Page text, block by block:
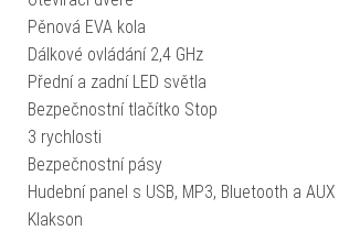
Pěnová EVA kola
Dálkové ovládání 2,4 GHz
Přední a zadní LED světla
Bezpečnostní tlačítko Stop
3 rychlosti
Bezpečnostní pásy
Hudební panel s USB, MP3, Bluetooth a AUX
Klakson